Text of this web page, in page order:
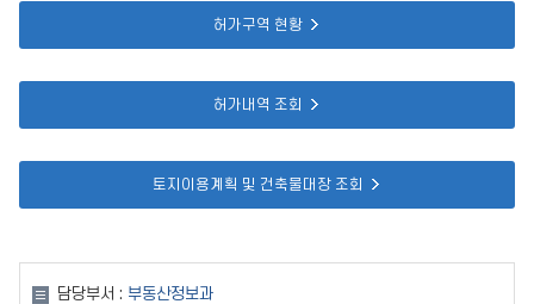
허가구역 현황
허가내역 조회
토지이용계획 및 건축물대장 조회
담당부서 : 부동산정보과